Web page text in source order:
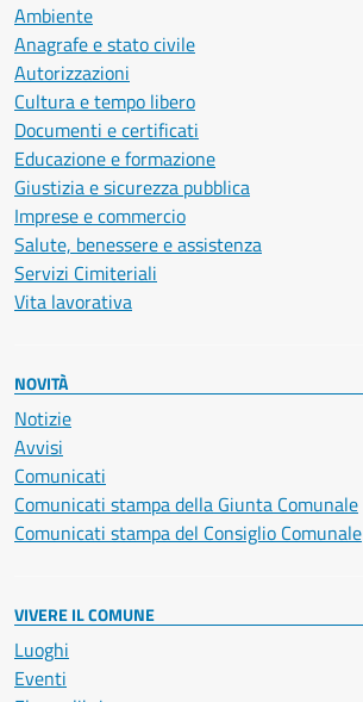
Ambiente
Anagrafe e stato civile
Autorizzazioni
Cultura e tempo libero
Documenti e certificati
Educazione e formazione
Giustizia e sicurezza pubblica
Imprese e commercio
Salute, benessere e assistenza
Servizi Cimiteriali
Vita lavorativa
NOVITÀ
Notizie
Avvisi
Comunicati
Comunicati stampa della Giunta Comunale
Comunicati stampa del Consiglio Comunale
VIVERE IL COMUNE
Luoghi
Eventi